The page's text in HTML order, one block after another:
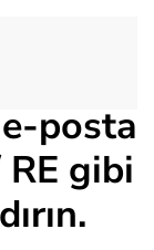
posta
gibi